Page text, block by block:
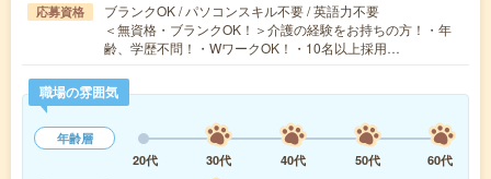
応募資格
ブランクOK / パソコンスキル不要 / 英語力不要
＜無資格・ブランクOK！＞介護の経験をお持ちの方！・年
齢、学歴不問！・WワークOK！・10名以上採用…
職場の雰囲気
年齢層
20代
30代 40代 50代
60代